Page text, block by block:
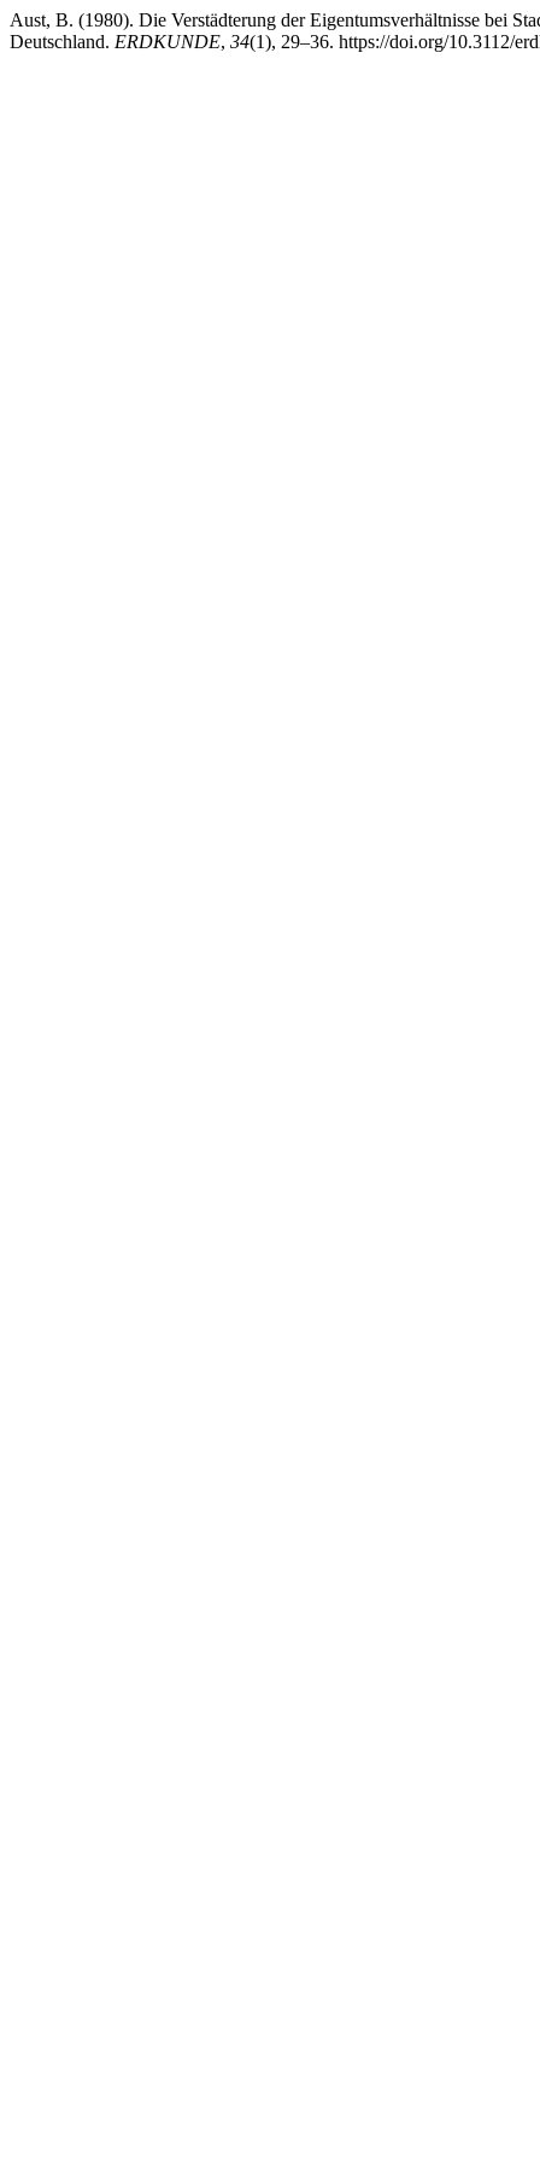
Aust, B. (1980). Die Verstädterung der Eigentumsverhältnisse bei
Deutschland. ERDKUNDE, 34(1), 29–36. https://doi.org/10.3112/